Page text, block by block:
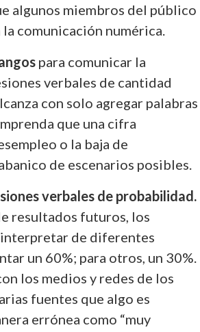
algunos miembros del público
comunicación numérica.
para comunicar la
verbales de cantidad
con solo agregar palabras
que una cifra
o la baja de
de escenarios posibles.
verbales de probabilidad.
resultados futuros, los
interpretar de diferentes
un 60%; para otros, un 30%.
los medios y redes de los
fuentes que algo es
errónea como “muy